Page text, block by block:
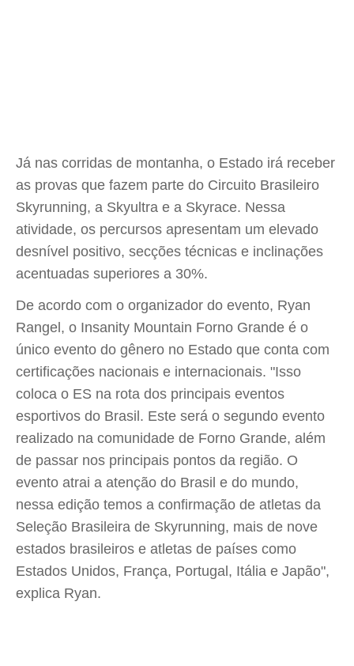
Já nas corridas de montanha, o Estado irá receber
as provas que fazem parte do Circuito Brasileiro
Skyrunning, a Skyultra e a Skyrace. Nessa
atividade, os percursos apresentam um elevado
desnível positivo, secções técnicas e inclinações
acentuadas superiores a 30%.
De acordo com o organizador do evento, Ryan
Rangel, o Insanity Mountain Forno Grande é o
único evento do gênero no Estado que conta com
certificações nacionais e internacionais. "Isso
coloca o ES na rota dos principais eventos
esportivos do Brasil. Este será o segundo evento
realizado na comunidade de Forno Grande, além
de passar nos principais pontos da região. O
evento atrai a atenção do Brasil e do mundo,
nessa edição temos a confirmação de atletas da
Seleção Brasileira de Skyrunning, mais de nove
estados brasileiros e atletas de países como
Estados Unidos, França, Portugal, Itália e Japão",
explica Ryan.